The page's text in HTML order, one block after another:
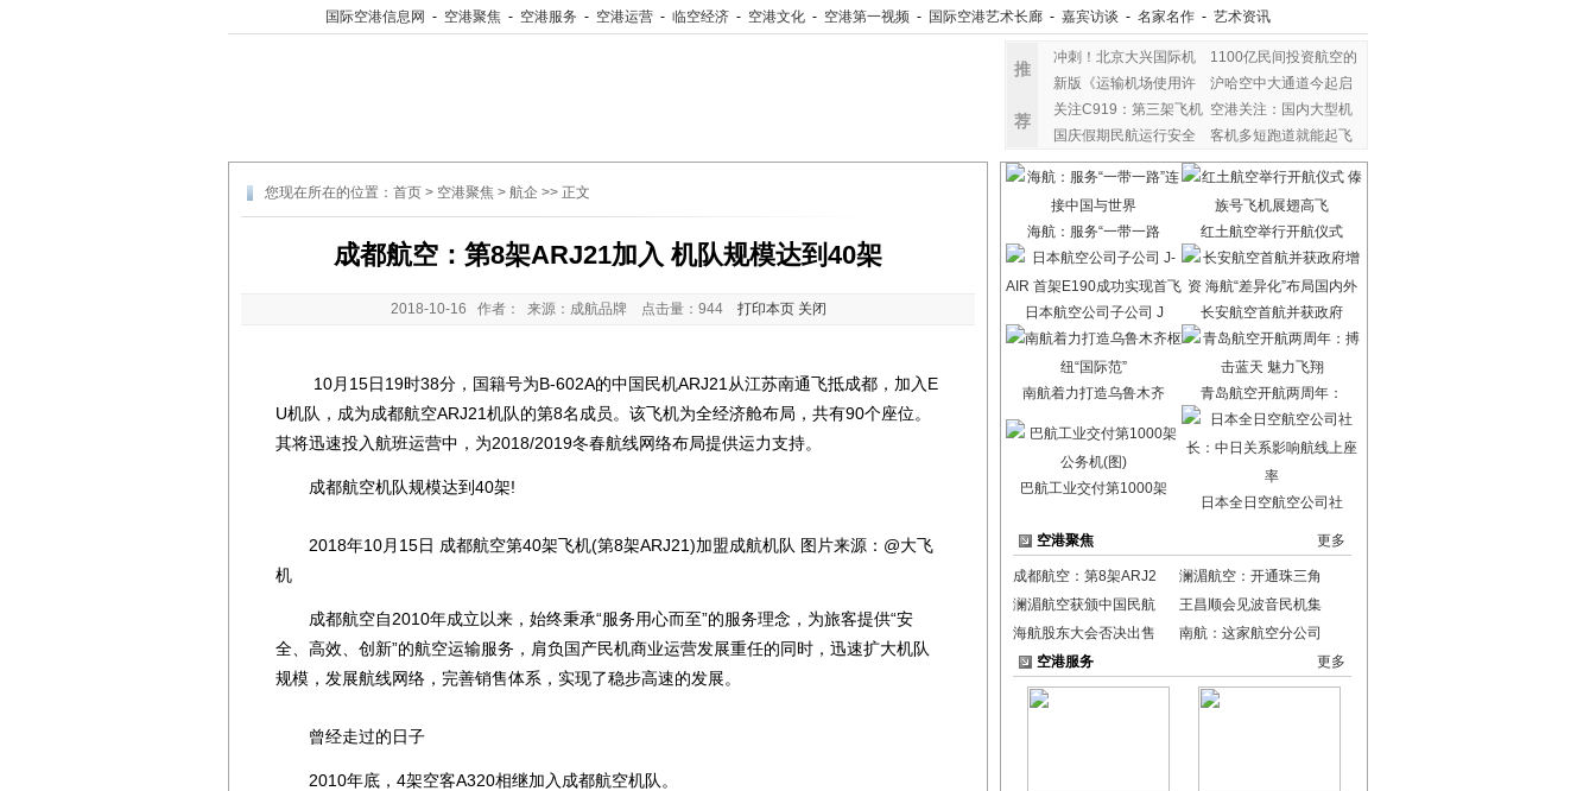
国际空港信息网 - 空港聚焦 - 空港服务 - 空港运营 - 临空经济 - 空港文化 - 空港第一视频 - 国际空港艺术长廊 - 嘉宾访谈 - 名家名作 - 艺术资讯
推
荐
冲刺！北京大兴国际机
1100亿民间投资航空的
新版《运输机场使用许
沪哈空中大通道今起启
关注C919：第三架飞机 空港关注：国内大型机
国庆假期民航运行安全
客机多短跑道就能起飞
您现在所在的位置： 首页 > 空港聚焦 > 航企 >> 正文
成都航空：第8架ARJ21加入 机队规模达到40架
2018-10-16 作者： 来源：成航品牌 点击量： 944 打印本页 关闭
10月15日19时38分，国籍号为B-602A的中国民机ARJ21从江苏南通飞抵成都，加入E
U机队，成为成都航空ARJ21机队的第8名成员。该飞机为全经济舱布局，共有90个座位。
其将迅速投入航班运营中，为2018/2019冬春航线网络布局提供运力支持。
成都航空机队规模达到40架!
2018年10月15日 成都航空第40架飞机(第8架ARJ21)加盟成航机队 图片来源：@大飞
机
成都航空自2010年成立以来，始终秉承“服务用心而至”的服务理念，为旅客提供“安
全、高效、创新”的航空运输服务，肩负国产民机商业运营发展重任的同时，迅速扩大机队
规模，发展航线网络，完善销售体系，实现了稳步高速的发展。
曾经走过的日子
2010年底，4架空客A320相继加入成都航空机队。
海航：服务“一带一路 红土航空举行开航仪式
日本航空公司子公司 J 长安航空首航并获政府
南航着力打造乌鲁木齐 青岛航空开航两周年：
巴航工业交付第1000架
日本全日空航空公司社
空港聚焦 更多
成都航空：第8架ARJ2
澜湄航空：开通珠三角
澜湄航空获颁中国民航
王昌顺会见波音民机集
海航股东大会否决出售
南航：这家航空分公司
空港服务
更多